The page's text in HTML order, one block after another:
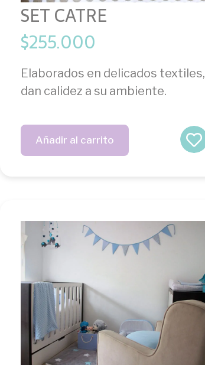
SET CATRE
$255.000
Elaborados en delicados textiles,
dan calidez a su ambiente.
Añadir al carrito